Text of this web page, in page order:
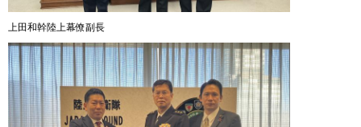
上田和幹陸上幕僚副長